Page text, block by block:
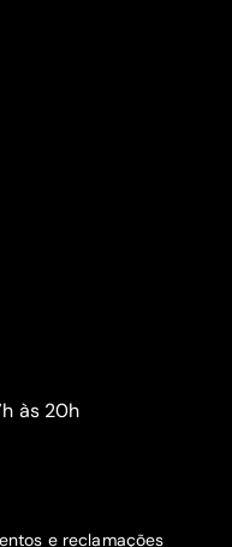
às 20h
e reclamações